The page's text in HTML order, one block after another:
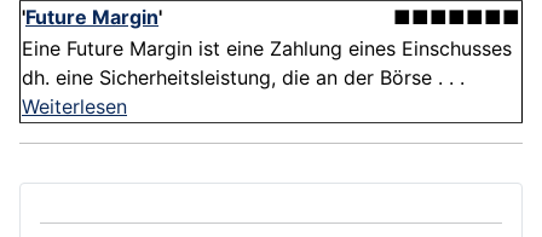
'Future Margin'
■■■■■■■
Eine Future Margin ist eine Zahlung eines Einschusses
dh. eine Sicherheitsleistung, die an der Börse . . .
Weiterlesen